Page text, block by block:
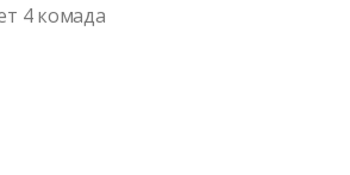
4 комада